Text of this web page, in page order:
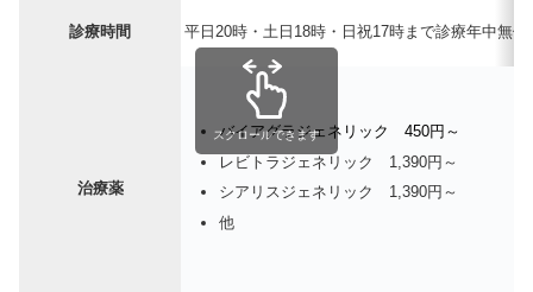
診療時間 平日20時・土日18時・日祝17時まで診療年中無休
治療薬
バイアグラジェネリック 450円～
レビトラジェネリック 1,390円～
シアリスジェネリック 1,390円～
他
スクロールできます